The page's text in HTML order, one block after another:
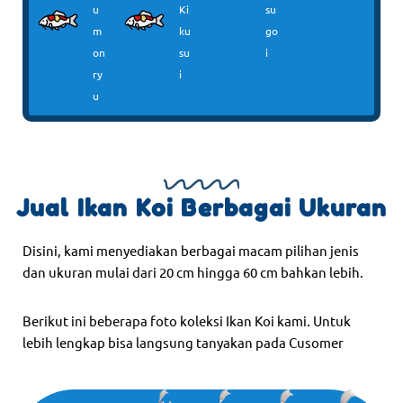
u
m
on
ry
u
Ki
ku
su
i
su
go
i
Jual Ikan Koi Berbagai Ukuran
Disini, kami menyediakan berbagai macam pilihan jenis
dan ukuran mulai dari 20 cm hingga 60 cm bahkan lebih.
Berikut ini beberapa foto koleksi Ikan Koi kami. Untuk
lebih lengkap bisa langsung tanyakan pada Cusomer